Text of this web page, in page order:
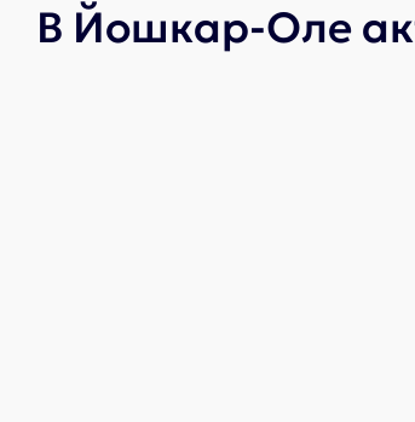
В Йошкар-Оле